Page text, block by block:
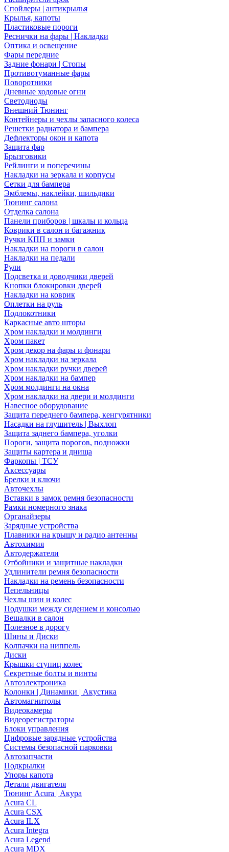
Спойлеры | антикрылья
Крылья, капоты
Пластиковые пороги
Реснички на фары | Накладки
Оптика и освещение
Фары передние
Задние фонари | Стопы
Противотуманные фары
Поворотники
Дневные ходовые огни
Светодиоды
Внешний Тюнинг
Контейнеры и чехлы запасного колеса
Решетки радиатора и бампера
Дефлекторы окон и капота
Защита фар
Брызговики
Рейлинги и поперечины
Накладки на зеркала и корпусы
Сетки для бампера
Эмблемы, наклейки, шильдики
Тюнинг салона
Отделка салона
Панели приборов | шкалы и кольца
Коврики в салон и багажник
Ручки КПП и замки
Накладки на пороги в салон
Накладки на педали
Рули
Подсветка и доводчики дверей
Кнопки блокировки дверей
Накладки на коврик
Оплетки на руль
Подлокотники
Каркасные авто шторы
Хром накладки и молдинги
Хром пакет
Хром декор на фары и фонари
Хром накладки на зеркала
Хром накладки ручки дверей
Хром накладки на бампер
Хром молдинги на окна
Хром накладки на двери и молдинги
Навесное оборудование
Защита переднего бампера, кенгурятники
Насадки на глушитель | Выхлоп
Защита заднего бампера, уголки
Пороги, защита порогов, подножки
Защиты картера и днища
Фаркопы | ТСУ
Аксессуары
Брелки и ключи
Авточехлы
Вставки в замок ремня безопасности
Рамки номерного знака
Органайзеры
Зарядные устройства
Плавники на крышу и радио антенны
Автохимия
Автодержатели
Отбойники и защитные накладки
Удлинители ремня безопасности
Накладки на ремень безопасности
Пепельницы
Чехлы шин и колес
Подушки между сидением и консолью
Вешалки в салон
Полезное в дорогу
Шины и Диски
Колпачки на ниппель
Диски
Крышки ступиц колес
Секретные болты и винты
Автоэлектроника
Колонки | Динамики | Акустика
Автомагнитолы
Видеокамеры
Видеорегистраторы
Блоки управления
Цифровые зарядные устройства
Системы безопасной парковки
Автозапчасти
Подкрылки
Упоры капота
Детали двигателя
Тюнинг Acura | Акура
Acura CL
Acura CSX
Acura ILX
Acura Integra
Acura Legend
Acura MDX